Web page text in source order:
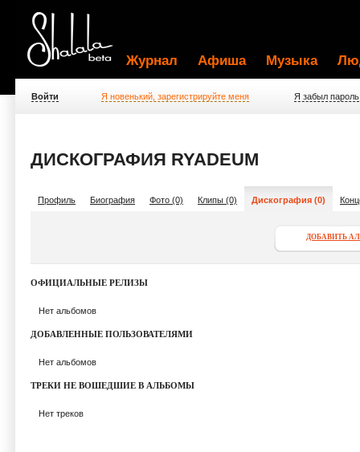
Журнал Афиша Музыка
Войти Я новенький, зарегистрируйте меня Я забыл пароль
ДИСКОГРАФИЯ RYADEUM
Профиль Биография Фото (0) Клипы (0) Дискография (0)
ДОБАВИТЬ
ОФИЦИАЛЬНЫЕ РЕЛИЗЫ
Нет альбомов
ДОБАВЛЕННЫЕ ПОЛЬЗОВАТЕЛЯМИ
Нет альбомов
ТРЕКИ НЕ ВОШЕДШИЕ В АЛЬБОМЫ
Нет треков